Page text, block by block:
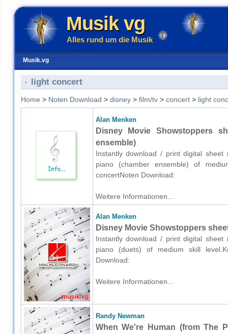
Musik vg
Alles rund um die Musik
Musik.vg
light concert
Home > Noten Download > disney> film/tv> concert> light
Alan Menken
Disney Movie Showstoppers
ensemble)
Instantly download / print digital
piano (chamber ensemble) of
concertNoten Download:
Weitere Informationen...
Alan Menken
Disney Movie Showstoppers
Instantly download / print digital
piano (duets) of medium skill
Download:
Weitere Informationen...
Randy Newman
When We're Human (from The